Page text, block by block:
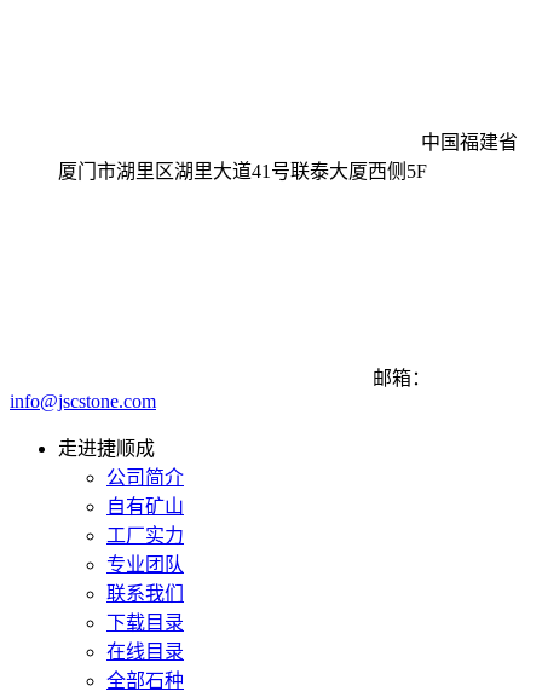
中国福建省
厦门市湖里区湖里大道41号联泰大厦西侧5F
邮箱：
info@jscstone.com
走进捷顺成
公司简介
自有矿山
工厂实力
专业团队
联系我们
下载目录
在线目录
全部石种